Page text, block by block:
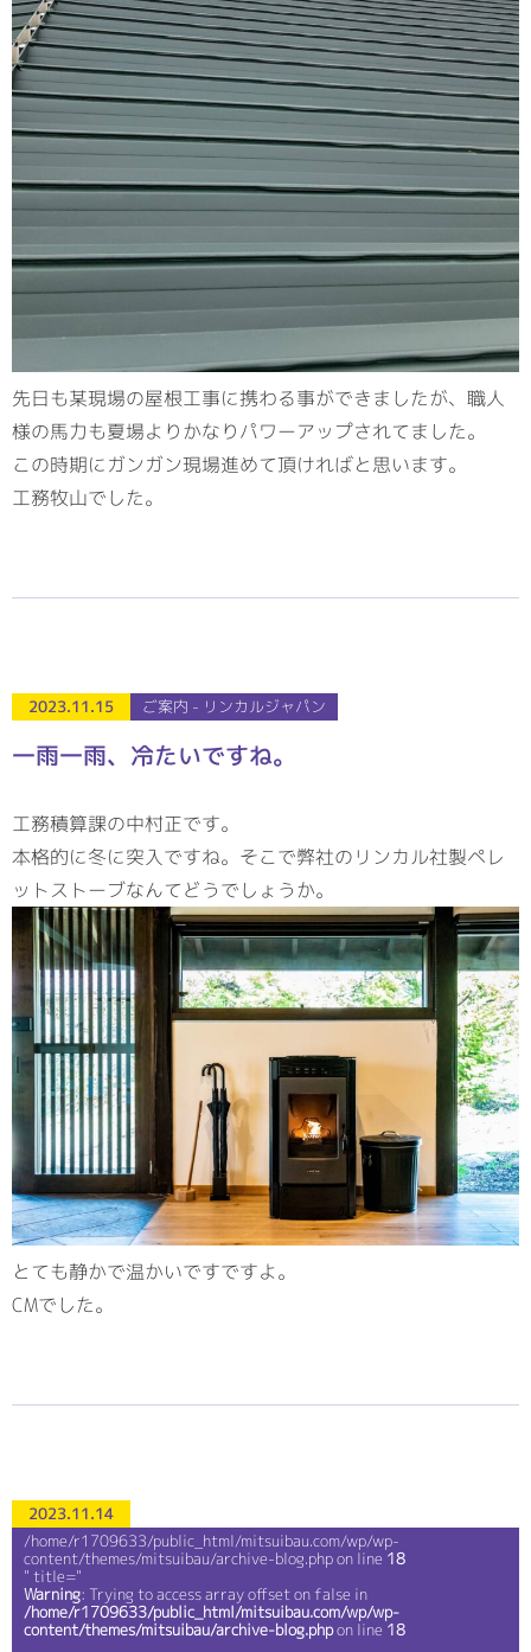
RECRUITサイト
先日も某現場の屋根工事に携わる事ができましたが、職人
様の馬力も夏場よりかなりパワーアップされてました。
この時期にガンガン現場進めて頂ければと思います。
工務牧山でした。
2023.11.15 ご案内 - リンカルジャパン
一雨一雨、冷たいですね。
工務積算課の中村正です。
本格的に冬に突入ですね。そこで弊社のリンカル社製ペレ
ットストーブなんてどうでしょうか。
とても静かで温かいですですよ。
CMでした。
2023.11.14
/home/r1709633/public_html/mitsuibau.com/wp/wp-
content/themes/mitsuibau/archive-blog.php on line 18
" title="
Warning: Trying to access array offset on false in
/home/r1709633/public_html/mitsuibau.com/wp/wp-
content/themes/mitsuibau/archive-blog.phpon line 18